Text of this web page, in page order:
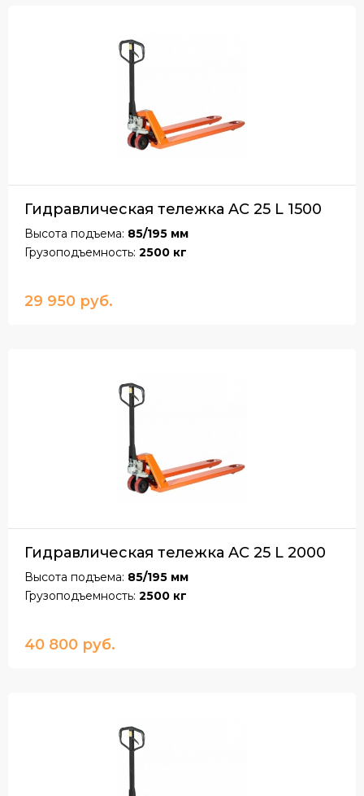
Гидравлическая тележка AC 25 L 1500
Высота подъема: 85/195 мм
Грузоподъемность: 2500 кг
29 950 руб.
Гидравлическая тележка AC 25 L 2000
Высота подъема: 85/195 мм
Грузоподъемность: 2500 кг
40 800 руб.